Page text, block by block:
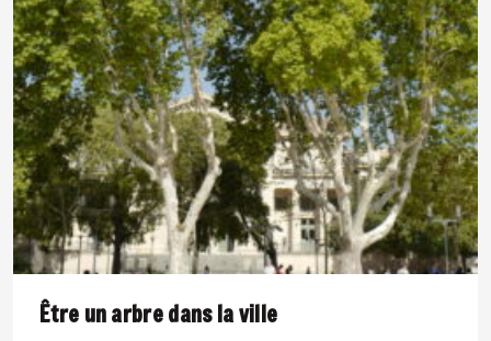
Être un arbre dans la ville